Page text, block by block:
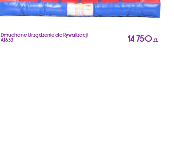
Dmuchane Urządzenie do Rywalizacji
A1633 14 750ZŁ